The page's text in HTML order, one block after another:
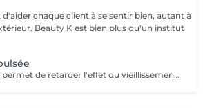
chaque client à se sentir bien, autant à
Beauty K est bien plus qu'un institut
La lumière pulsée permet de retarder l'effet du vieillissement cutané. Ce soin photo rajeunissant transforme la lumière en chaleur ce qui stimule la génération de collagène et d'élastines. ATTENTION - Ne pas être sous traitement médicamenteux photo sensibilisant au moment du traitement.